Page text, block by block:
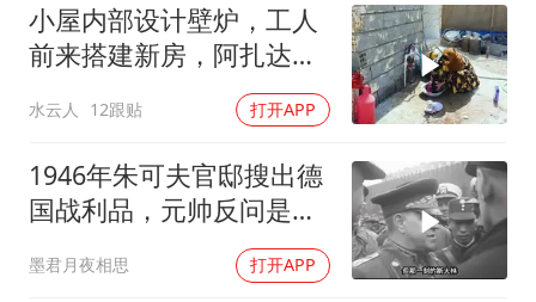
大爷听AI洒农药 150亩苗一夜枯萎
央视新主播李秋莹孙亚鹏亮相
构建更高水平的全民健身公共服务体系
小屋内部设计壁炉，工人
前来搭建新房，阿扎达思
水云人 12跟贴 打开APP
1946年朱可夫官邸搜出德
国战利品，元帅反问是否
墨君月夜相思 打开APP